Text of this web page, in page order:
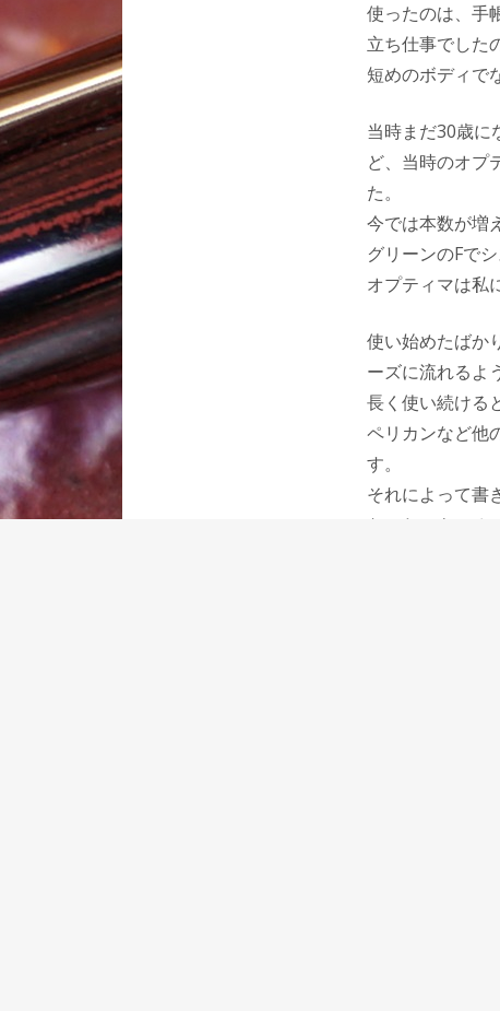
使ったのは、手
立ち仕事でした
短めのボディで
当時まだ30歳に
ど、当時のオプ
た。
今では本数が増
グリーンのFで
オプティマは私
使い始めたばか
ーズに流れるよ
長く使い続ける
ペリカンなど他
す。
それによって書
なったのも、オ